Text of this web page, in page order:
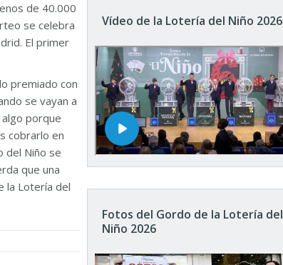
de 40.000
se celebra
El primer
premiado con
se vayan a
porque
cobrarlo en
del Niño se
que una
la Lotería del
Vídeo de la Lotería del Niño 2026
Fotos del Gordo de la Lotería del
Niño 2026